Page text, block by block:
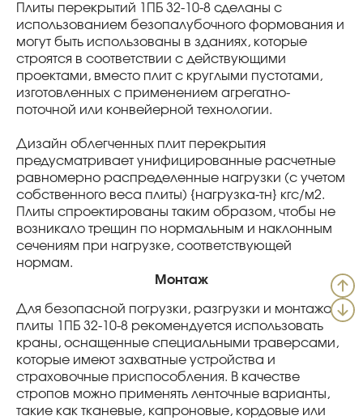
Плиты перекрытий 1ПБ 32-10-8 сделаны с
использованием безопалубочного формования и
могут быть использованы в зданиях, которые
строятся в соответствии с действующими
проектами, вместо плит с круглыми пустотами,
изготовленных с применением агрегатно-
поточной или конвейерной технологии.
Дизайн облегченных плит перекрытия
предусматривает унифицированные расчетные
равномерно распределенные нагрузки (с учетом
собственного веса плиты) {нагрузка-тн} кгс/м2.
Плиты спроектированы таким образом, чтобы не
возникало трещин по нормальным и наклонным
сечениям при нагрузке, соответствующей
нормам.
Монтаж
Для безопасной погрузки, разгрузки и монтажа
плиты 1ПБ 32-10-8 рекомендуется использовать
краны, оснащенные специальными траверсами,
которые имеют захватные устройства и
страховочные приспособления. В качестве
стропов можно применять ленточные варианты,
такие как тканевые, капроновые, кордовые или